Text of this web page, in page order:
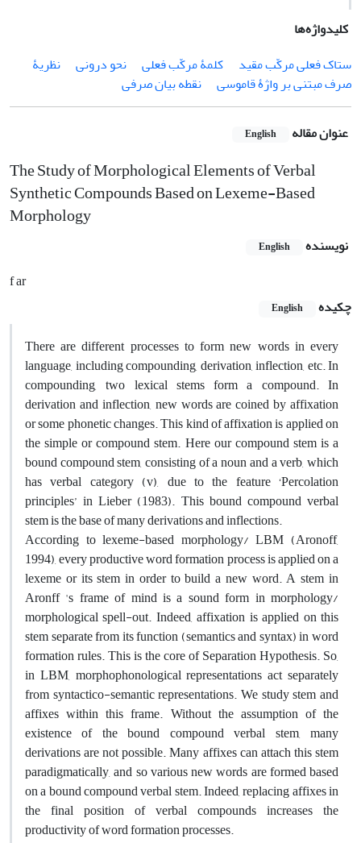
کلیدواژه‌ها
ستاک فعلی مرکّب مقید
کلمۀ مرکّب فعلی نحو درونی
نظریۀ
صرف مبتنی بر واژۀ قاموسی
نقطه بیان صرفی
عنوان مقاله English
The Study of Morphological Elements of Verbal
Synthetic Compounds Based on Lexeme-Based
Morphology
نویسنده English
f ar
چکیده
English
There are different processes to form new words in every
language, including compounding, derivation, inflection, etc. In
compounding, two lexical stems form a compound. In
derivation and inflection, new words are coined by affixation
or some phonetic changes. This kind of affixation is applied on
the simple or compound stem. Here our compound stem is a
bound compound stem, consisting of a noun and a verb, which
has verbal category (v), due to the feature ‘Percolation
principles’ in Lieber (1983). This bound compound verbal
stem is the base of many derivations and inflections.
According to lexeme-based morphology/ LBM (Aronoff,
1994), every productive word formation process is applied on a
lexeme or its stem in order to build a new word. A stem in
Aronff 's frame of mind is a sound form in morphology/
morphological spell-out. Indeed, affixation is applied on this
stem separate from its function (semantics and syntax) in word
formation rules. This is the core of Separation Hypothesis. So,
in LBM, morphophonological representations act separately
from syntactico-semantic representations. We study stem and
affixes within this frame. Without the assumption of the
existence of the bound compound verbal stem, many
derivations are not possible. Many affixes can attach this stem
paradigmatically, and so various new words are formed based
on a bound compound verbal stem. Indeed, replacing affixes in
the final position of verbal compounds increases the
productivity of word formation processes.